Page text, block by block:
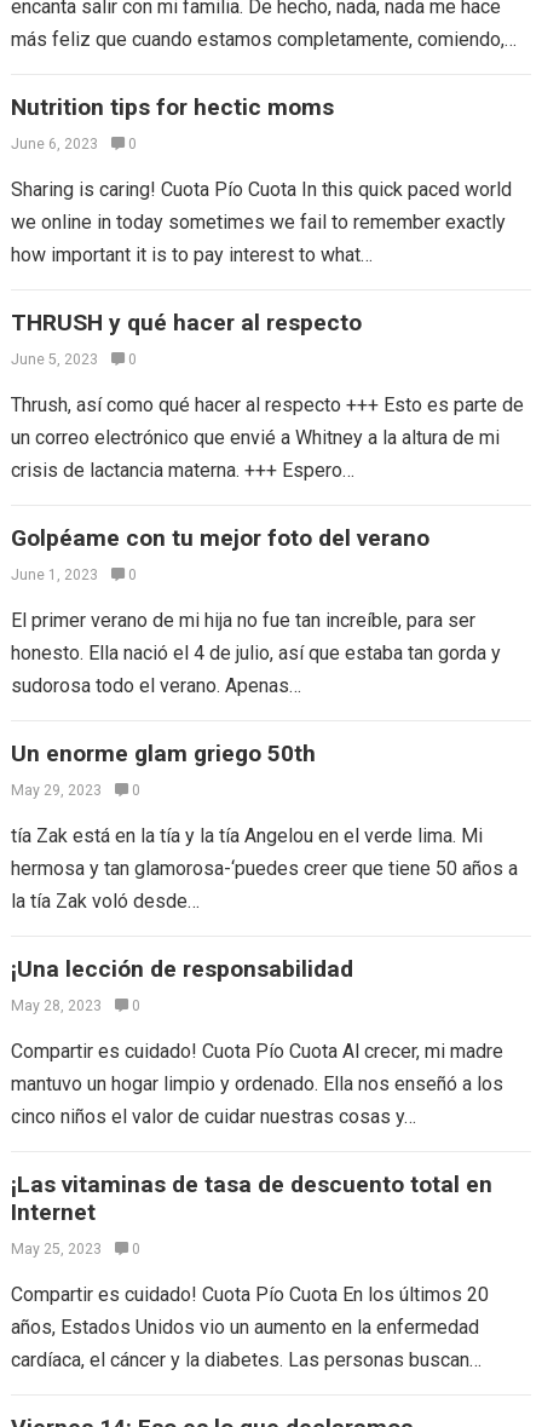
encanta salir con mi familia. De hecho, nada, nada me hace
más feliz que cuando estamos completamente, comiendo,
Nutrition tips for hectic moms
June 6, 2023 0
Sharing is caring! Cuota Pío Cuota In this quick paced world
we online in today sometimes we fail to remember exactly
how important it is to pay interest to what…
THRUSH y qué hacer al respecto
June 5, 2023 0
Thrush, así como qué hacer al respecto +++ Esto es parte de
un correo electrónico que envié a Whitney a la altura de mi
crisis de lactancia materna. +++ Espero…
Golpéame con tu mejor foto del verano
June 1, 2023 0
El primer verano de mi hija no fue tan increíble, para ser
honesto. Ella nació el 4 de julio, así que estaba tan gorda y
sudorosa todo el verano. Apenas…
Un enorme glam griego 50th
May 29, 2023 0
tía Zak está en la tía y la tía Angelou en el verde lima. Mi
hermosa y tan glamorosa-‘puedes creer que tiene 50 años a
la tía Zak voló desde…
¡Una lección de responsabilidad
May 28, 2023 0
Compartir es cuidado! Cuota Pío Cuota Al crecer, mi madre
mantuvo un hogar limpio y ordenado. Ella nos enseñó a los
cinco niños el valor de cuidar nuestras cosas y…
¡Las vitaminas de tasa de descuento total en
Internet
May 25, 2023 0
Compartir es cuidado! Cuota Pío Cuota En los últimos 20
años, Estados Unidos vio un aumento en la enfermedad
cardíaca, el cáncer y la diabetes. Las personas buscan